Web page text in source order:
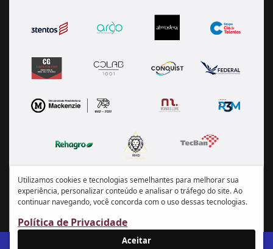
Utilizamos cookies e tecnologias semelhantes para melhorar sua
experiência, personalizar conteúdo e analisar o tráfego do site. Ao
continuar navegando, você concorda com o uso dessas tecnologias.
Política de Privacidade
Aceitar